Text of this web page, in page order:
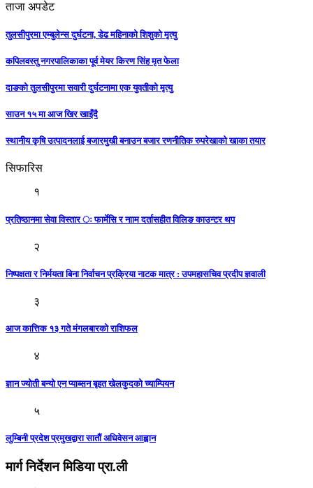
ताजा अपडेट
तुलसीपुरमा एम्बुलेन्स दुर्घटना, डेढ महिनाको शिशुको मृत्यु
कपिलवस्तु नगरपालिकाका पूर्व मेयर किरण सिंह मृत फेला
दाङको तुलसीपुरमा सवारी दुर्घटनामा एक युवतीको मृत्यु
साउन १५ मा आज खिर खाइँदै
स्थानीय कृषि उत्पादनलाई बजारमुखी बनाउन बजार रणनीतिक रुपरेखाको खाका तयार
सिफारिस
१
प्रतिष्ठानमा सेवा विस्तार ः फार्मेसि र नााम दर्तासहीत विलिङ काउन्टर थप
२
निष्पक्षता र निर्मयता बिना निर्वाचन प्रक्रिया नाटक मात्र : उपमहासचिव प्रदीप ज्ञवाली
३
आज कात्तिक १३ गते मंगलबारकाे राशिफल
४
ज्ञान ज्योती बन्यो एन प्याब्सन बृहत खेलकुदको च्याम्पियन
५
लुम्बिनी प्रदेश प्रमुखद्वारा सातौं अधिवेसन आह्वान
मार्ग निर्देशन मिडिया प्रा.ली